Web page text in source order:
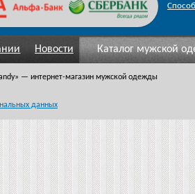
Новости Каталог мужской
» — интернет-магазин мужской одежды
данных